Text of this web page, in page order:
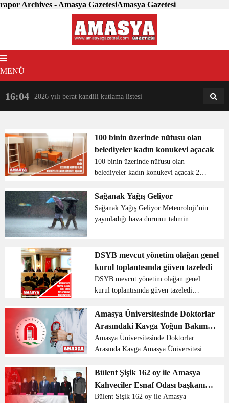
rapor Archives - Amasya GazetesiAmasya Gazetesi
MENÜ
16:04 2026 yılı berat kandili kutlama listesi 18:31
100 binin üzerinde nüfusu olan
belediyeler kadın konukevi açacak
100 binin üzerinde nüfusu olan
belediyeler kadın konukevi açacak 2
gönderilen “Kadına Yönelik Şiddetle
Mücadele 2022 Faaliyet Planı”
genelges...
Sağanak Yağış Geliyor
Sağanak Yağış Geliyor Meteoroloji’nin
yayınladığı hava durumu tahmin
Genel Müdürlüğü (MGM), 4-10 Nisan
tarihlerini kapsayan ...
DSYB mevcut yönetim olağan genel
kurul toplantısında güven tazeledi
DSYB mevcut yönetim olağan genel
kurul toplantısında güven tazeledi
yoğun katılımıyla gerçekleşen olağan
genel kurul toplantısı 31 Mart 2022
tarihinde Amasya Gran...
Amasya Üniversitesinde Doktorlar
Arasındaki Kavga Yoğun Bakımda
Bitti
Amasya Üniversitesinde Doktorlar
Arasında Kavga Amasya Üniversitesi
H.S.B.’nin dövdüğü doktor yoğun
bakıma alındı. Olay Amasya
Üniversitesi Tıp Fakültes...
Bülent Şişik 162 oy ile Amasya
Kahveciler Esnaf Odası başkanı
oldu
Bülent Şişik 162 oy ile Amasya